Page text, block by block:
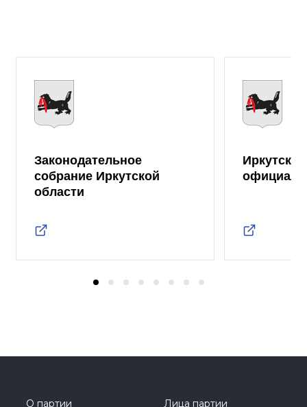
Законодательное
собрание Иркутской
области
О партии
Лица партии